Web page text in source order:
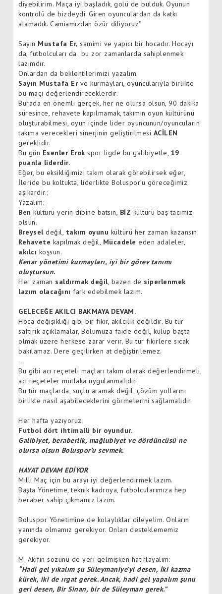
diyebilirim. Maça iyi başladık, golü de bulduk. Oyunun
kontrolü de bizdeydi. Giren oyunculardan da katkı
alamadık. Camiamızdan özür diliyoruz"
Sayın Mustafa Er, samimi ve yapıcı bir hocadır. Hocayı
da, futbolcuları da bu zor zamanlarda sahiplenmek
lazımdır.
Onlardan da beklentilerimizi yazalım.
Sayın Mustafa Er ve kurmayları, oyuncularıyla birlikte
bu maçı değerlendireceklerdir.
Burada en önemli gerçek, her ne olursa olsun, 90 dakika
süresince, rehavete kapılmamak, takımın oyun kültürünü
oluşturabilmesi, oyun içinde lider oyuncunun/oyuncuların
takıma verecekleri sinerjinin geliştirilmesi ACİLEN
gereklidir.
Bu gün Esenler Erok spor ligde bu galibiyetle, 19
puanla liderdir.
Eğer, bu eksikliğimizi takım olarak görebilirsek eğer,
İleride bu koltukta, liderlikte Boluspor’u göreceğimiz
aşikardır.;
Yazalım:
Ben kültürü yerin dibine batsın, BİZ kültürü baş tacımız
olsun.
Breyseldeğil, takım oyunu kültürü her zaman kazansın.
Rehavete kapılmak değil, Mücadele eden adaleler,
akılcı koşsun.
Kenar yönetimi kurmayları, iyi bir görev tanımı
oluştursun.
Her zaman saldırmak değil, bazen de siperlenmek
lazım olacağını fark edebilmek lazım.
GELECEĞE AKILCI BAKMAYA DEVAM.
Hoca değişikliği gibi bir fikir, akılcılık değildir. Bu tür
saftirik açıklamalar, Bolumuza faide değil, kulüp başta
olmak üzere herkese zarar verir. Bu tür fikirlere sıcak
bakılamaz. Dere geçilirken at değiştirilemez.
…
Bu gibi acı reçeteli maçları takım olarak değerlendirmeli,
acı reçeteler mutlaka uygulanmalıdır.
Bu tür maçlarda, suçlu aramak değil, çözüm yollarını
birlikte nasıl aşabileceklerini görmelerini sağlamalıdır.
Her hafta yazıyoruz;
Futbol dört ihtimalli bir oyundur.
Galibiyet, beraberlik, mağlubiyet ve dördüncüsü ne
olursa olsun Boluspor’u sevmek.
HAYAT DEVAM EDİYOR
Milli Maç için bu arayı iyi değerlendirmek lazım.
Başta Yönetime, teknik kadroya, futbolcularımıza hep
beraber sahip çıkmamız lazım.
Boluspor Yönetimine de kolaylıklar dileyelim. Onların
yanında olmamız gerekiyor. Onları desteklememiz
gerekiyor.
M. Akifin sözünü de yeri gelmişken hatırlayalım:
“Hadi gel yıkalım şu Süleymaniye’yi desen, İki kazma
kürek, iki de ırgat gerek. Ancak, hadi gel yapalım şunu
geri desen, Bir Sinan, bir de Süleyman gerek.”